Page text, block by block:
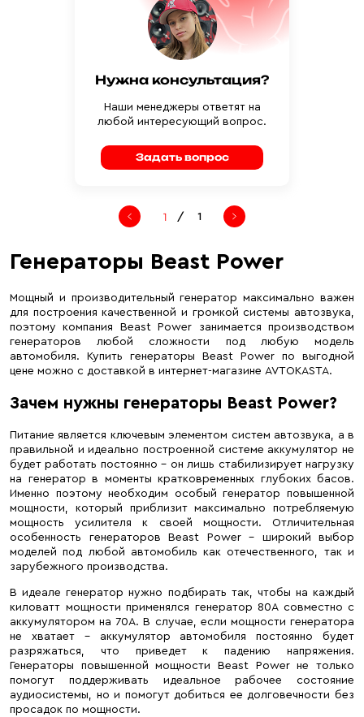
Нужна консультация?
Наши менеджеры ответят на
любой интересующий вопрос.
Задать вопрос
/ 1
Генераторы Beast Power
Мощный и производительный генератор максимально важен
для построения качественной и громкой системы автозвука,
поэтому компания Beast Power занимается производством
генераторов любой сложности под любую модель
автомобиля. Купить генераторы Beast Power по выгодной
цене можно с доставкой в интернет-магазине AVTOKASTA.
Зачем нужны генераторы Beast Power?
Питание является ключевым элементом систем автозвука, а в
правильной и идеально построенной системе аккумулятор не
будет работать постоянно – он лишь стабилизирует нагрузку
на генератор в моменты кратковременных глубоких басов.
Именно поэтому необходим особый генератор повышенной
мощности, который приблизит максимально потребляемую
мощность усилителя к своей мощности. Отличительная
особенность генераторов Beast Power – широкий выбор
моделей под любой автомобиль как отечественного, так и
зарубежного производства.
В идеале генератор нужно подбирать так, чтобы на каждый
киловатт мощности применялся генератор 80А совместно с
аккумулятором на 70А. В случае, если мощности генератора
не хватает – аккумулятор автомобиля постоянно будет
разряжаться, что приведет к падению напряжения.
Генераторы повышенной мощности Beast Power не только
помогут поддерживать идеальное рабочее состояние
аудиосистемы, но и помогут добиться ее долговечности без
просадок по мощности.